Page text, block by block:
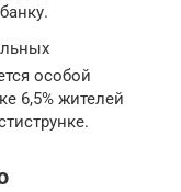
особой
6,5% жителей